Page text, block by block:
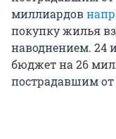
миллиардов
покупку жилья
наводнением. 24
бюджет на 26
пострадавшим